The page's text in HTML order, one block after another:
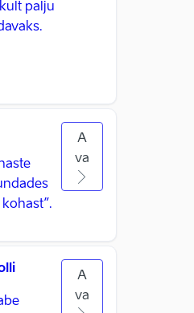
palju
A
va
A
va